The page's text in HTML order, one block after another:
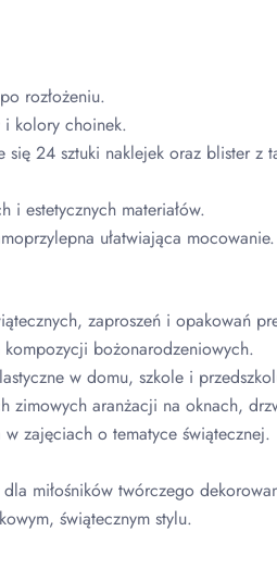
rozłożeniu.
i kolory choinek.
się 24 sztuki naklejek oraz blister z
i estetycznych materiałów.
ułatwiająca mocowanie.
zaproszeń i opakowań
bożonarodzeniowych.
w domu, szkole i
zimowych aranżacji na oknach,
zajęciach o tematyce świątecznej.
dla miłośników twórczego
świątecznym stylu.